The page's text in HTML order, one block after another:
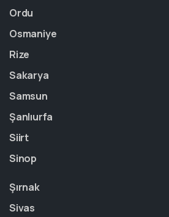
Ordu
Osmaniye
Rize
Sakarya
Samsun
Şanlıurfa
Siirt
Sinop
Şırnak
Sivas